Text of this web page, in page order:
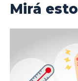
Mirá esto